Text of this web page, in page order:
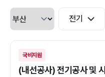
전기
국비지원
(내선공사) 전기공사 및